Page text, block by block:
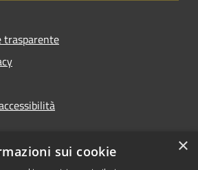
trasparente
×
sui cookie